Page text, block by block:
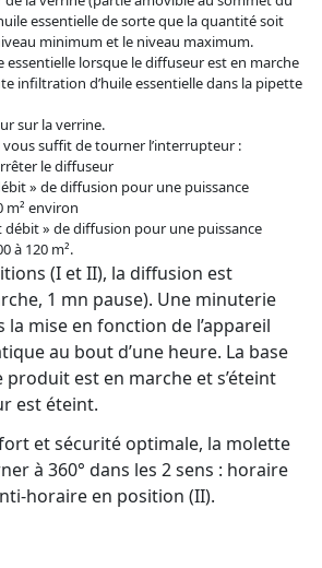
essentielle de sorte que la quantité soit
minimum et le niveau maximum.
essentielle lorsque le diffuseur est en marche
infiltration d’huile essentielle dans la pipette
sur la verrine.
vous suffit de tourner l’interrupteur :
le diffuseur
» de diffusion pour une puissance
m² environ
débit » de diffusion pour une puissance
à 120 m².
(I et II), la diffusion est
1 mn pause). Une minuterie
mise en fonction de l’appareil
au bout d’une heure. La base
produit est en marche et s’éteint
est éteint.
et sécurité optimale, la molette
à 360° dans les 2 sens : horaire
horaire en position (II).